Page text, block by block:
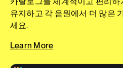
유지하고 각 음원에서 더 많은
세요.
Learn More